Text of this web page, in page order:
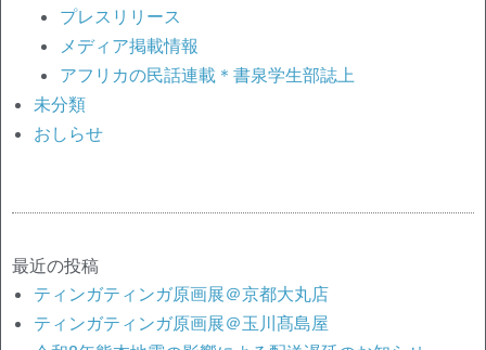
プレスリリース
メディア掲載情報
アフリカの民話連載＊書泉学生部誌上
未分類
おしらせ
最近の投稿
ティンガティンガ原画展＠京都大丸店
ティンガティンガ原画展＠玉川髙島屋